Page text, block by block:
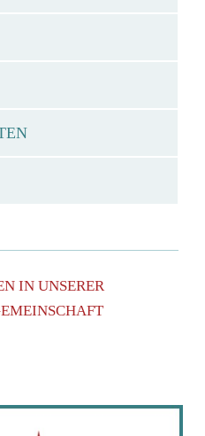
IN UNSERER